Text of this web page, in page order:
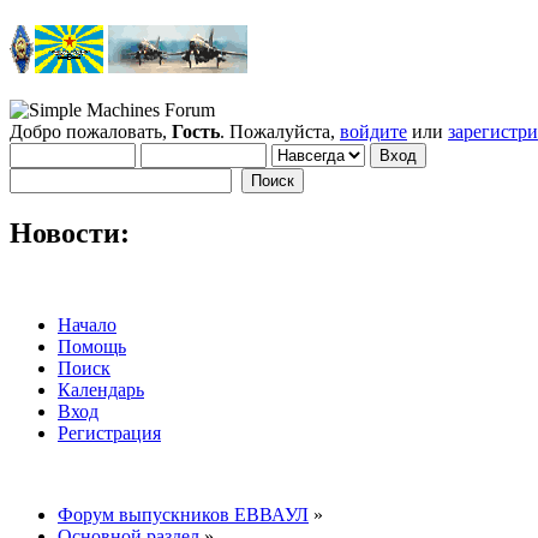
Добро пожаловать, Гость. Пожалуйста, войдите или
Новости:
Начало
Помощь
Поиск
Календарь
Вход
Регистрация
Форум выпускников ЕВВАУЛ »